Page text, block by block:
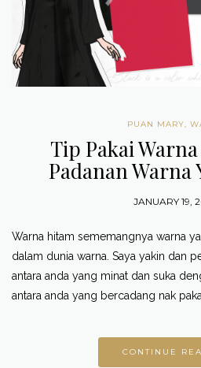
PUAN MARY
Tip Pakai
Padanan Warna
JANUARY 19,
Warna hitam sememangnya warna
dalam dunia warna. Saya yakin dan
antara anda yang minat dan suka
antara anda yang bercadang nak
CONTINUE